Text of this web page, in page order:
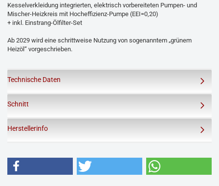
Kesselverkleidung integrierten, elektrisch vorbereiteten Pumpen- und
Mischer-Heizkreis mit Hocheffizienz-Pumpe (EEI=0,20)
+ inkl. Einstrang-Ölfilter-Set
Ab 2029 wird eine schrittweise Nutzung von sogenanntem „grünem
Heizöl“ vorgeschrieben.
Technische Daten
Schnitt
Herstellerinfo